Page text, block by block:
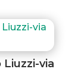
via